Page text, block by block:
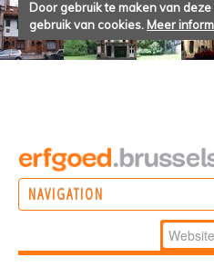
Door gebruik te maken van
gebruik van cookies. Meer
NAVIGATION
Zoek